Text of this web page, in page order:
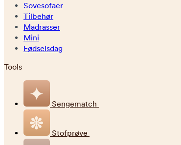
Sovesofaer
Tilbehør
Madrasser
Mini
Fødselsdag
Tools
Sengematch
Stofprøve